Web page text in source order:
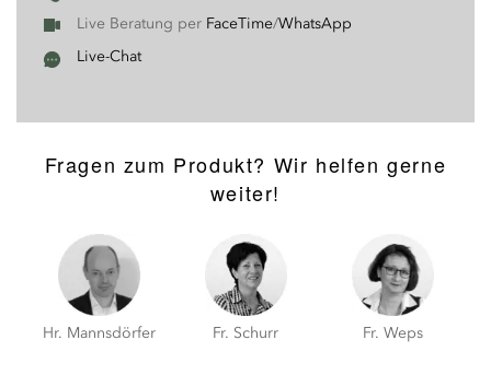
Live Beratung per FaceTime/WhatsApp
Live-Chat
Fragen zum Produkt? Wir helfen gerne
weiter!
Hr. Mannsdörfer Fr. Schurr Fr. Weps